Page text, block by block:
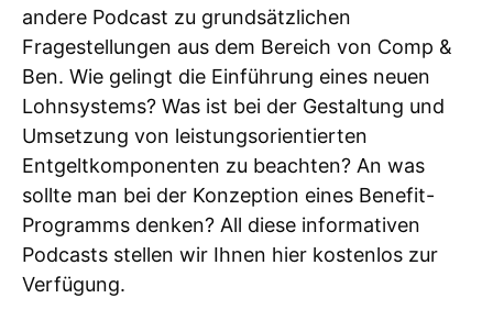
andere Podcast zu grundsätzlichen
Fragestellungen aus dem Bereich von Comp &
Ben. Wie gelingt die Einführung eines neuen
Lohnsystems? Was ist bei der Gestaltung und
Umsetzung von leistungsorientierten
Entgeltkomponenten zu beachten? An was
sollte man bei der Konzeption eines Benefit-
Programms denken? All diese informativen
Podcasts stellen wir Ihnen hier kostenlos zur
Verfügung.